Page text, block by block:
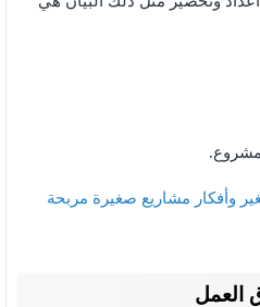
وأفكار مشاريع صغيرة مربحة
العمل